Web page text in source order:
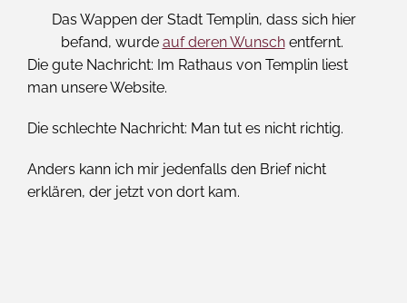
Das Wappen der Stadt Templin, dass sich hier
befand, wurde auf deren Wunschentfernt.
Die gute Nachricht: Im Rathaus von Templin liest
man unsere Website.
Die schlechte Nachricht: Man tut es nicht richtig.
Anders kann ich mir jedenfalls den Brief nicht
erklären, der jetzt von dort kam.